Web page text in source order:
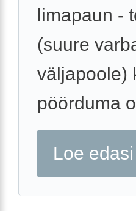
limapaun -
(suure
väljapoole)
pöörduma
Loe edasi